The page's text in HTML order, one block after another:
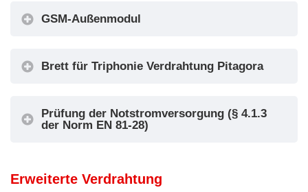
GSM-Außenmodul
Brett für Triphonie Verdrahtung Pitagora
Prüfung der Notstromversorgung (§ 4.1.3
der Norm EN 81-28)
Erweiterte Verdrahtung